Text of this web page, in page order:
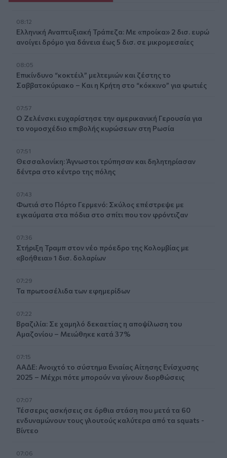
08:12
Ελληνική Αναπτυξιακή Τράπεζα: Με «προίκα» 2 δισ. ευρώ
ανοίγει δρόμο για δάνεια έως 5 δισ. σε μικρομεσαίες
08:05
Επικίνδυνο “κοκτέιλ” μελτεμιών και ζέστης το
Σαββατοκύριακο – Και η Κρήτη στο “κόκκινο” για φωτιές
07:57
Ο Ζελένσκι ευχαρίστησε την αμερικανική Γερουσία για
το νομοσχέδιο επιβολής κυρώσεων στη Ρωσία
07:51
Θεσσαλονίκη: Άγνωστοι τρύπησαν και δηλητηρίασαν
δέντρα στο κέντρο της πόλης
07:43
Φωτιά στο Πόρτο Γερμενό: Σκύλος επέστρεψε με
εγκαύματα στα πόδια στο σπίτι που τον φρόντιζαν
07:36
Στήριξη Τραμπ στον νέο πρόεδρο της Κολομβίας με
«βοήθεια» 1 δισ. δολαρίων
07:29
Τα πρωτοσέλιδα των εφημερίδων
07:22
Βραζιλία: Σε χαμηλό δεκαετίας η αποψίλωση του
Αμαζονίου – Μειώθηκε κατά 37%
07:15
ΑΑΔΕ: Ανοιχτό το σύστημα Ενιαίας Αίτησης Ενίσχυσης
2025 – Μέχρι πότε μπορούν να γίνουν διορθώσεις
07:07
Τέσσερις ασκήσεις σε όρθια στάση που μετά τα 60
ενδυναμώνουν τους γλουτούς καλύτερα από τα squats -
Βίντεο
07:06